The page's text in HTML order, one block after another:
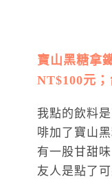
寶山黑糖拿
NT$100元
我點的飲料
啡加了寶山
有一股甘甜
友人是點了